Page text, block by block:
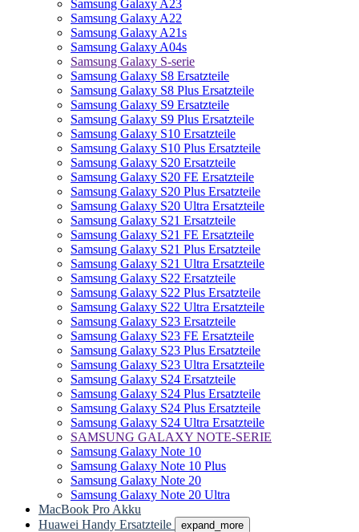
Samsung Galaxy A23
Samsung Galaxy A22
Samsung Galaxy A21s
Samsung Galaxy A04s
Samsung Galaxy S-serie
Samsung Galaxy S8 Ersatzteile
Samsung Galaxy S8 Plus Ersatzteile
Samsung Galaxy S9 Ersatzteile
Samsung Galaxy S9 Plus Ersatzteile
Samsung Galaxy S10 Ersatzteile
Samsung Galaxy S10 Plus Ersatzteile
Samsung Galaxy S20 Ersatzteile
Samsung Galaxy S20 FE Ersatzteile
Samsung Galaxy S20 Plus Ersatzteile
Samsung Galaxy S20 Ultra Ersatzteile
Samsung Galaxy S21 Ersatzteile
Samsung Galaxy S21 FE Ersatzteile
Samsung Galaxy S21 Plus Ersatzteile
Samsung Galaxy S21 Ultra Ersatzteile
Samsung Galaxy S22 Ersatzteile
Samsung Galaxy S22 Plus Ersatzteile
Samsung Galaxy S22 Ultra Ersatzteile
Samsung Galaxy S23 Ersatzteile
Samsung Galaxy S23 FE Ersatzteile
Samsung Galaxy S23 Plus Ersatzteile
Samsung Galaxy S23 Ultra Ersatzteile
Samsung Galaxy S24 Ersatzteile
Samsung Galaxy S24 Plus Ersatzteile
Samsung Galaxy S24 Plus Ersatzteile
Samsung Galaxy S24 Ultra Ersatzteile
SAMSUNG GALAXY NOTE-SERIE
Samsung Galaxy Note 10
Samsung Galaxy Note 10 Plus
Samsung Galaxy Note 20
Samsung Galaxy Note 20 Ultra
MacBook Pro Akku
Huawei Handy Ersatzteile
expand_more